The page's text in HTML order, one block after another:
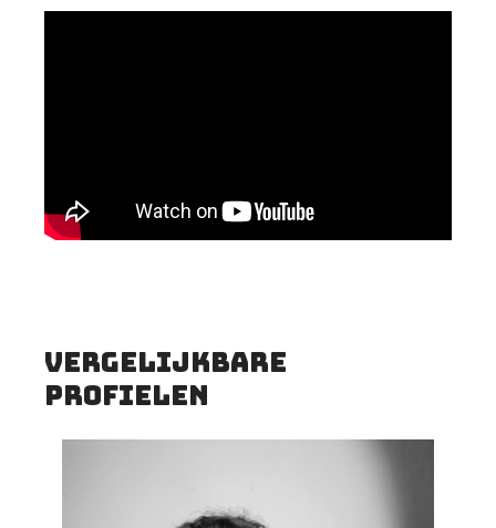
vergelijkbare
profielen